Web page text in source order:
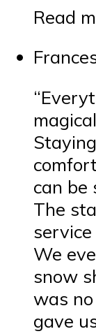
Read
can be
The
We
snow
was
gave